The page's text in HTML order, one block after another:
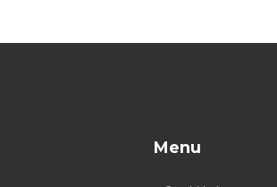
Menu